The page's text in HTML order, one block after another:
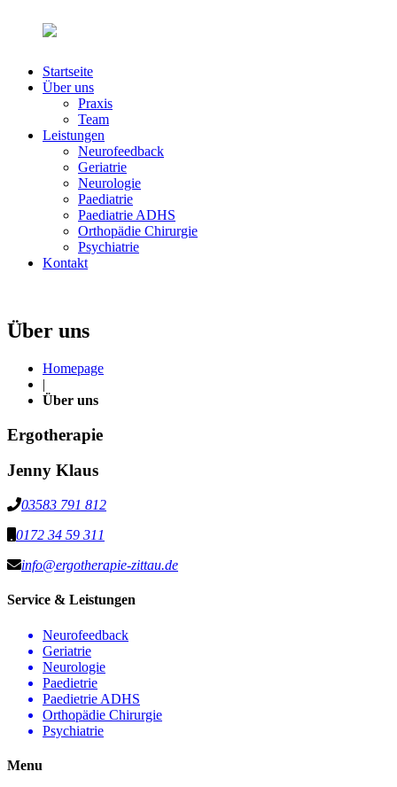
Startseite
Über uns
Praxis
Team
Leistungen
Neurofeedback
Geriatrie
Neurologie
Paediatrie
Paediatrie ADHS
Orthopädie Chirurgie
Psychiatrie
Kontakt
Über uns
Homepage
|
Über uns
Ergotherapie
Jenny Klaus
03583 791 812
0172 34 59 311
info@ergotherapie-zittau.de
Service & Leistungen
Neurofeedback
Geriatrie
Neurologie
Paedietrie
Paedietrie ADHS
Orthopädie Chirurgie
Psychiatrie
Menu